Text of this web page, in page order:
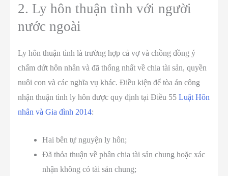
2. Ly hôn thuận tình với người
nước ngoài
Ly hôn thuận tình là trường hợp cả vợ và chồng đồng ý
chấm dứt hôn nhân và đã thống nhất về chia tài sản, quyền
nuôi con và các nghĩa vụ khác. Điều kiện để tòa án công
nhận thuận tình ly hôn được quy định tại Điều 55 Luật Hôn
nhân và Gia đình 2014:
Hai bên tự nguyện ly hôn;
Đã thỏa thuận về phân chia tài sản chung hoặc xác
nhận không có tài sản chung;